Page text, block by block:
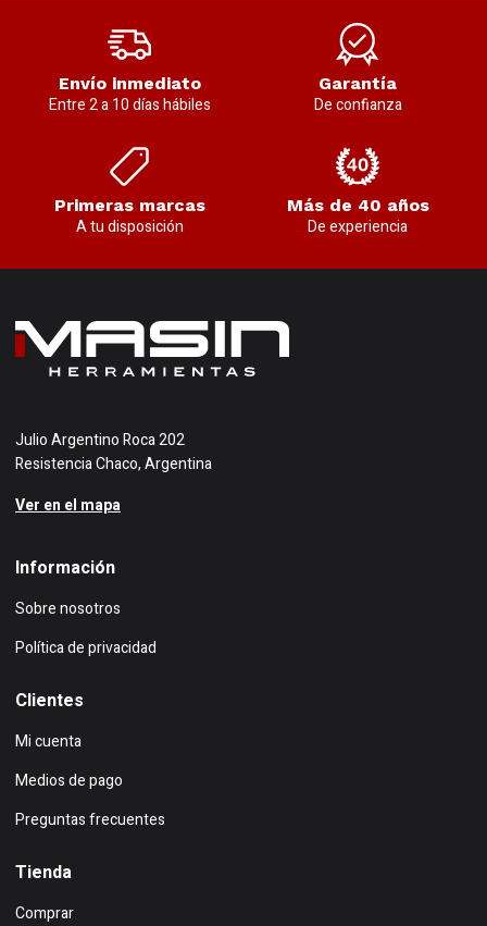
Envío inmediato
Entre 2 a 10 días hábiles
Garantía
De confianza
Primeras marcas
A tu disposición
Más de 40 años
De experiencia
Julio Argentino Roca 202
Resistencia Chaco, Argentina
Ver en el mapa
Información
Sobre nosotros
Política de privacidad
Clientes
Mi cuenta
Medios de pago
Preguntas frecuentes
Tienda
Comprar